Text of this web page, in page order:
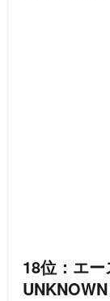
18位：エ
UNKNOWN